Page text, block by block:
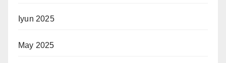
Iyun 2025
May 2025